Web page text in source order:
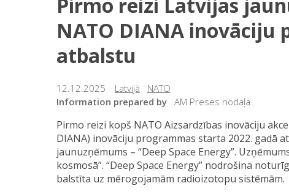
Pirmo reizi Latvijas
NATO DIANA inovāciju
atbalstu
12.12.2025 Latvijā
NATO
Information prepared by AM Preses nodaļa
Pirmo reizi kopš NATO Aizsardzības inovāciju
DIANA) inovāciju programmas starta 2022. gadā
jaunuzņēmums – “Deep Space Energy”.
kosmosā”. “Deep Space Energy” nodrošina
balstīta uz mērogojamām radioizotopu sistēmām.